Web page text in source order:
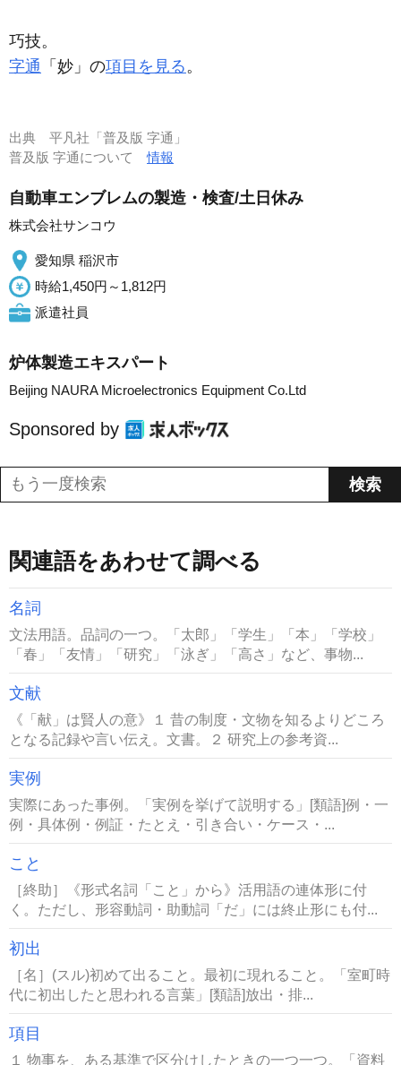
巧技。
字通 「妙」の項目を見る。
出典 平凡社「普及版 字通」
普及版 字通について情報
自動車エンブレムの製造・検査/土日休み
株式会社サンコウ
愛知県 稲沢市
時給1,450円～1,812円
派遣社員
炉体製造エキスパート
Beijing NAURA Microelectronics Equipment Co.Ltd
Sponsored by
関連語をあわせて調べる
名詞
文法用語。品詞の一つ。「太郎」「学生」「本」「学校」
「春」「友情」「研究」「泳ぎ」「高さ」など、事物...
文献
《「献」は賢人の意》１ 昔の制度・文物を知るよりどころ
となる記録や言い伝え。文書。２ 研究上の参考資...
実例
実際にあった事例。「実例を挙げて説明する」[類語]例・一
例・具体例・例証・たとえ・引き合い・ケース・...
こと
［終助］《形式名詞「こと」から》活用語の連体形に付
く。ただし、形容動詞・助動詞「だ」には終止形にも付...
初出
［名］(スル)初めて出ること。最初に現れること。「室町時
代に初出したと思われる言葉」[類語]放出・排...
項目
１ 物事を、ある基準で区分けしたときの一つ一つ。「資料